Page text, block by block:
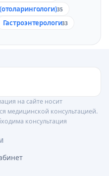
35
Гастроэнтерологи33
на сайте носит
медицинской консультацией.
консультация